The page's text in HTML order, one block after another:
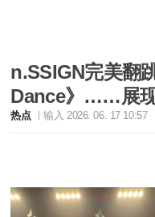
n.SSIGN完美翻
Dance》……展
热点 输入 2026. 06. 17 10:57